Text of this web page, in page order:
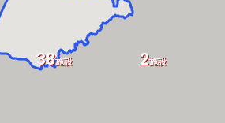
38施設 2施設